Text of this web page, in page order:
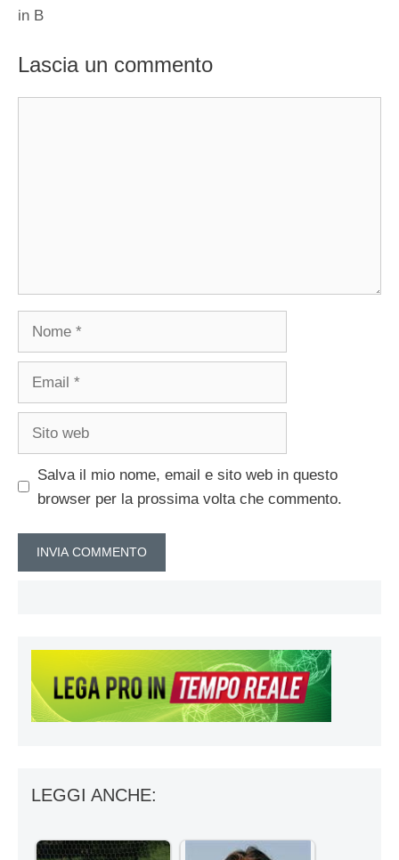
in B
Lascia un commento
Nome
Email
Sito
Salva il mio nome, email e sito web in questo
browser per la prossima volta che commento.
LEGGI ANCHE: